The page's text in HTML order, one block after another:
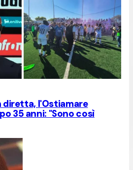
diretta, l'Ostiamare
35 anni: "Sono così